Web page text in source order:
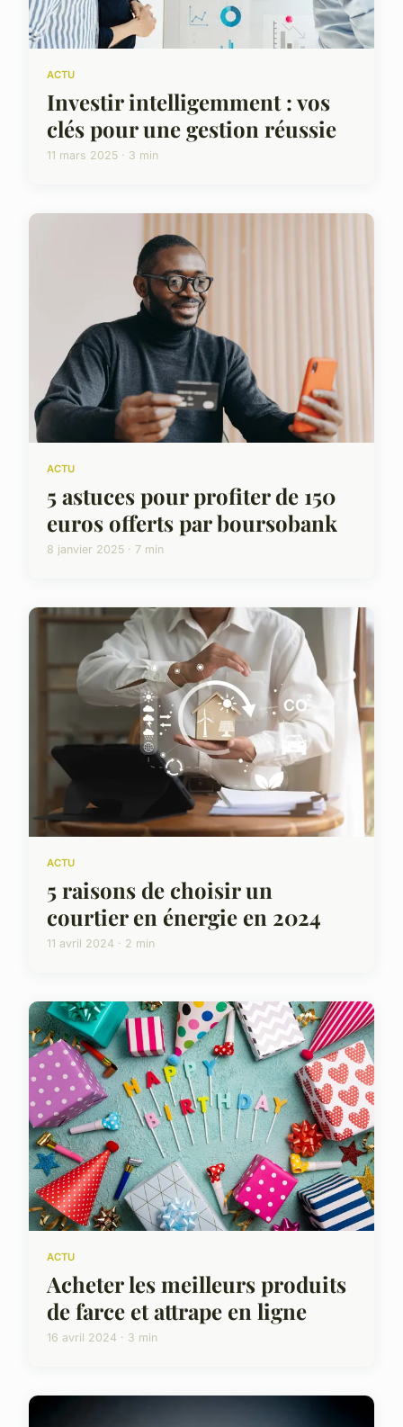
ACTU
Investir intelligemment : vos
clés pour une gestion réussie
11 mars 2025 · 3 min
ACTU
5 astuces pour profiter de 150
euros offerts par boursobank
8 janvier 2025 · 7 min
ACTU
5 raisons de choisir un
courtier en énergie en 2024
11 avril 2024 · 2 min
ACTU
Acheter les meilleurs produits
de farce et attrape en ligne
16 avril 2024 · 3 min